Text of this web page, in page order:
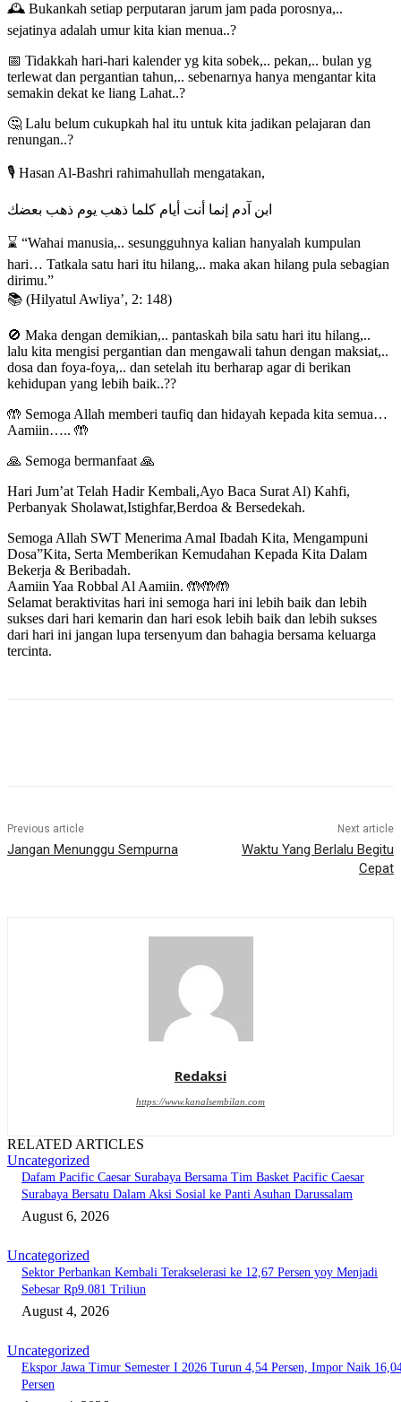
🕰️ Bukankah setiap perputaran jarum jam pada porosnya,..
sejatinya adalah umur kita kian menua..?
📅 Tidakkah hari-hari kalender yg kita sobek,.. pekan,.. bulan yg
terlewat dan pergantian tahun,.. sebenarnya hanya mengantar kita
semakin dekat ke liang Lahat..?
🤔 Lalu belum cukupkah hal itu untuk kita jadikan pelajaran dan
renungan..?
🎙️ Hasan Al-Bashri rahimahullah mengatakan,
ابن آدم إنما أنت أيام كلما ذهب يوم ذهب بعضك
⌛ “Wahai manusia,.. sesungguhnya kalian hanyalah kumpulan
hari… Tatkala satu hari itu hilang,.. maka akan hilang pula sebagian
dirimu.”
📚 (Hilyatul Awliya’, 2: 148)
🚫 Maka dengan demikian,.. pantaskah bila satu hari itu hilang,..
lalu kita mengisi pergantian dan mengawali tahun dengan maksiat,..
dosa dan foya-foya,.. dan setelah itu berharap agar di berikan
kehidupan yang lebih baik..??
🤲 Semoga Allah memberi taufiq dan hidayah kepada kita semua…
Aamiin….. 🤲
🙏 Semoga bermanfaat 🙏
Hari Jum’at Telah Hadir Kembali,Ayo Baca Surat Al) Kahfi,
Perbanyak Sholawat,Istighfar,Berdoa & Bersedekah.
Semoga Allah SWT Menerima Amal Ibadah Kita, Mengampuni
Dosa”Kita, Serta Memberikan Kemudahan Kepada Kita Dalam
Bekerja & Beribadah.
Aamiin Yaa Robbal Al Aamiin. 🤲🤲🤲
Selamat beraktivitas hari ini semoga hari ini lebih baik dan lebih
sukses dari hari kemarin dan hari esok lebih baik dan lebih sukses
dari hari ini jangan lupa tersenyum dan bahagia bersama keluarga
tercinta.
Previous article
Jangan Menunggu Sempurna
Next article
Waktu Yang Berlalu Begitu
Cepat
Redaksi
https://www.kanalsembilan.com
RELATED ARTICLES
Uncategorized
Dafam Pacific Caesar Surabaya Bersama Tim Basket Pacific Caesar
Surabaya Bersatu Dalam Aksi Sosial ke Panti Asuhan Darussalam
August 6, 2026
Uncategorized
Sektor Perbankan Kembali Terakselerasi ke 12,67 Persen yoy Menjadi
Sebesar Rp9.081 Triliun
August 4, 2026
Uncategorized
Ekspor Jawa Timur Semester I 2026 Turun 4,54 Persen, Impor Naik
Persen